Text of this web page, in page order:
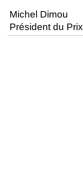
Michel Dimou
Président du